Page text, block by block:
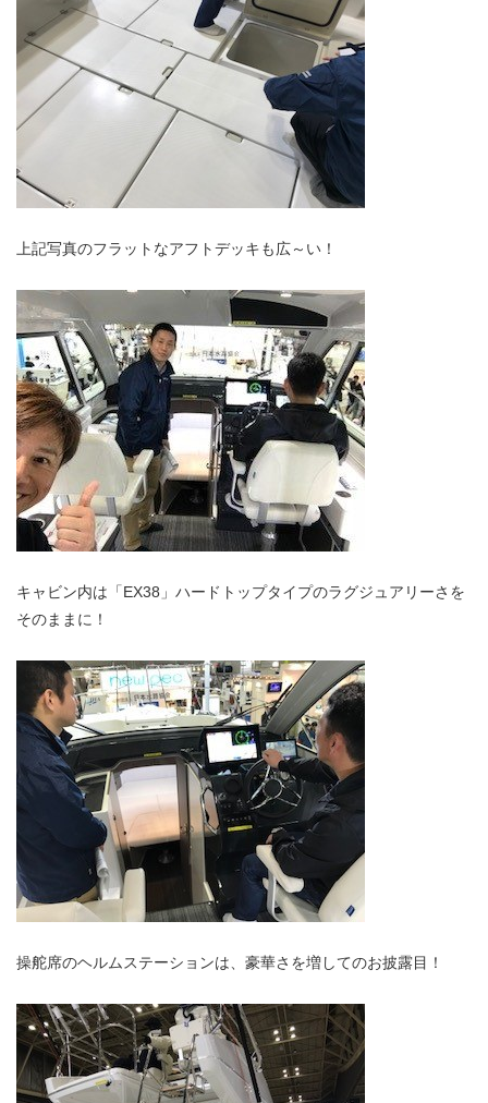
上記写真のフラットなアフトデッキも広～い！
キャビン内は「EX38」ハードトップタイプのラグジュアリーさを
そのままに！
操舵席のヘルムステーションは、豪華さを増してのお披露目！